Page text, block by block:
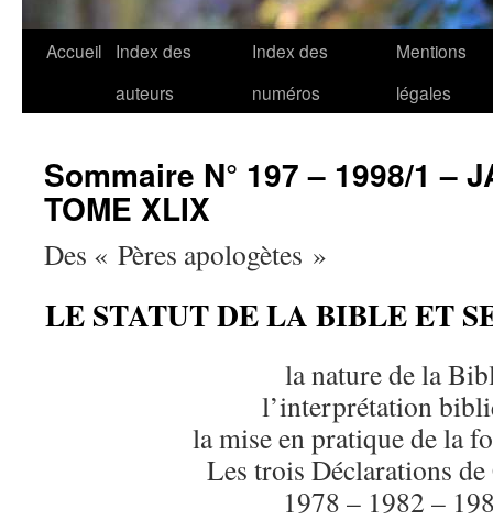
Accueil
Index des
auteurs
Index des
numéros
Mentions
légales
Sommaire N° 197 – 1998/1 –
TOME XLIX
Des « Pères apologètes »
LE STATUT DE LA BIBLE ET
la nature de la
l’interprétation
la mise en pratique de la
Les trois Déclarations
1978 – 1982 –